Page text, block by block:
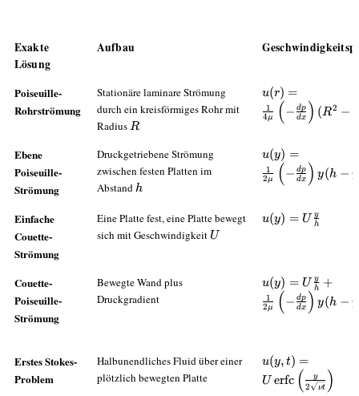
Exakte
Lösung
Aufbau
Poiseuille-
Rohrströmung
Stationäre laminare Strömung
durch ein kreisförmiges Rohr mit
Radius R
R
u(r)=\frac{1}
{4\mu}\left(-
\frac{dp}
(R^2-r^2)
u(r) =
4μ
1 (− dx
dp ) (R2 −
Ebene
Poiseuille-
Strömung
Druckgetriebene Strömung
zwischen festen Platten im
Abstand h
h
u(y)=\frac{1}
{2\mu}\left(-
\frac{dp}
y)
u(y) =
2μ
1 (− dx
dp ) y(h − y
Einfache
Couette-
Strömung
Eine Platte fest, eine Platte bewegt
sich mit Geschwindigkeit U
U
u(y)=U\frac{y}
u(y) = U h
y
Couette-
Poiseuille-
Strömung
Bewegte Wand plus
Druckgradient
u(y)=U\frac{y}
{h}+\frac{1}
{2\mu}\left(-
y)
u(y) = U h
y +
2μ
1 (− dx
dp ) y(h − y
Erstes Stokes-
Problem
Halbunendliches Fluid über einer
plötzlich bewegten Platte
{2\sqrt{\nu
u(y, t) =
U erfc ( 2 νt
y )